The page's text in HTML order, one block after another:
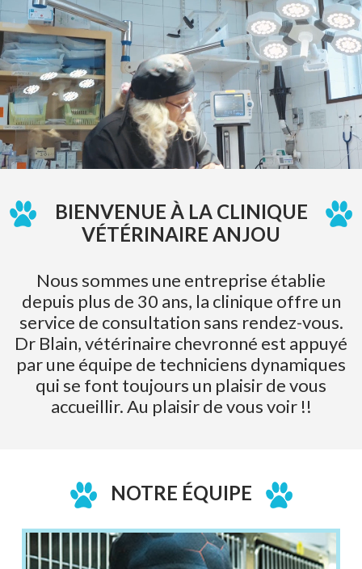
BIENVENUE À LA CLINIQUE
VÉTÉRINAIRE ANJOU
Nous sommes une entreprise établie
depuis plus de 30 ans, la clinique offre un
service de consultation sans rendez-vous.
Dr Blain, vétérinaire chevronné est appuyé
par une équipe de techniciens dynamiques
qui se font toujours un plaisir de vous
accueillir. Au plaisir de vous voir !!
NOTRE ÉQUIPE